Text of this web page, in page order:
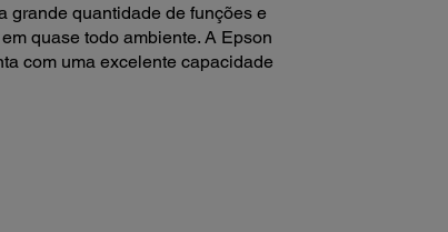
grande quantidade de funções e
quase todo ambiente. A Epson
com uma excelente capacidade